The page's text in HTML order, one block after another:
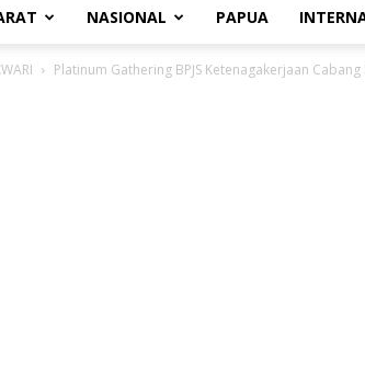
NASIONAL PAPUA
Platinum Gathering BPJS Ketenagakerjaan